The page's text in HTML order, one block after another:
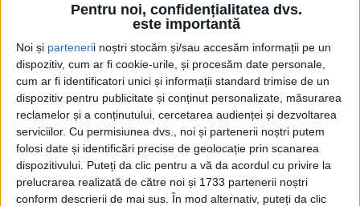
Pentru noi, confidențialitatea dvs.
este importantă
Noi și partenerii noștri stocăm și/sau accesăm informații pe un
dispozitiv, cum ar fi cookie-urile, și procesăm date personale,
cum ar fi identificatori unici și informații standard trimise de un
dispozitiv pentru publicitate și conținut personalizate, măsurarea
reclamelor și a conținutului, cercetarea audienței și dezvoltarea
serviciilor. Cu permisiunea dvs., noi și partenerii noștri putem
folosi date și identificări precise de geolocație prin scanarea
dispozitivului. Puteți da clic pentru a vă da acordul cu privire la
prelucrarea realizată de către noi și 1733 partenerii noștri
conform descrierii de mai sus. În mod alternativ, puteți da clic
Drumul de piatră de peste doi kilometri care pleacă
din Ițcani, de la intersecția cu DN2/E85, pînă în
extravilanul Lipoveni, va fi modernizat de Consiliul
Județean Suceava. Președintele CJ, Gheorghe